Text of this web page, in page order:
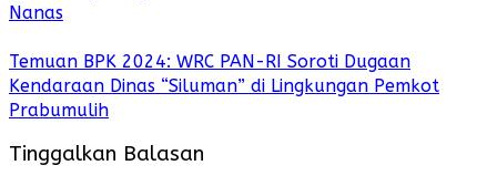
Nanas
Temuan BPK 2024: WRC PAN-RI Soroti Dugaan
Kendaraan Dinas “Siluman” di Lingkungan Pemkot
Prabumulih
Tinggalkan Balasan